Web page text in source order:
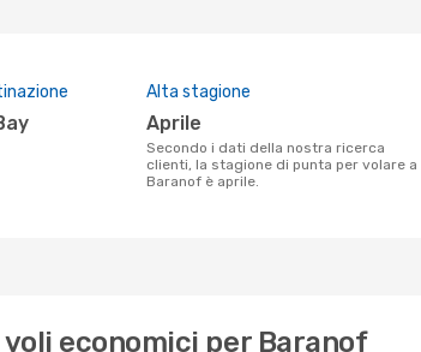
Alta stagione
aprile
Secondo i dati della nostra ricerca
clienti, la stagione di punta per volare a
Baranof è aprile.
economici per Baranof